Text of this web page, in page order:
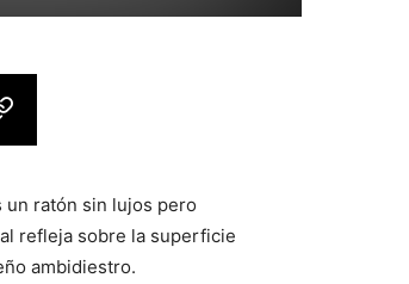
un ratón sin lujos pero
refleja sobre la superficie
ambidiestro.